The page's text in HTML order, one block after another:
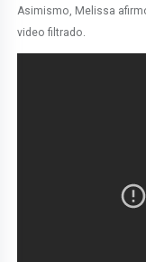
Asimismo, Melissa
video filtrado.